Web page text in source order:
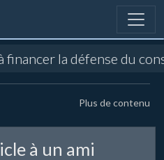
financer la défense du
Plus de contenu
à un ami